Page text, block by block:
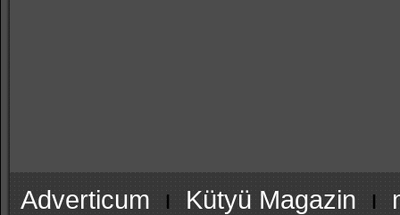
Adverticum ı Kütyü Magazinı